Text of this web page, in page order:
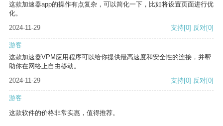
这款加速器app的操作有点复杂，可以简化一下，比如将设置页面进行优
化。
2024-11-29
支持[0] 反对[0]
游客
这款加速器VPM应用程序可以给你提供最高速度和安全性的连接，并帮
助你在网络上自由移动。
2024-11-29
支持[0] 反对[0]
游客
这款软件的价格非常实惠，值得推荐。